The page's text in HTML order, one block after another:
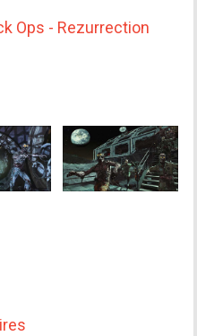
Ops - Rezurrection